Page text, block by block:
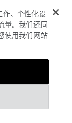
、个性化设
量。我们还同
使用我们网站